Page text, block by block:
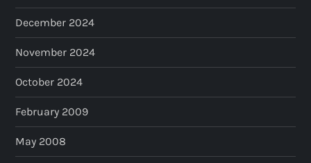
December 2024
November 2024
October 2024
February 2009
May 2008